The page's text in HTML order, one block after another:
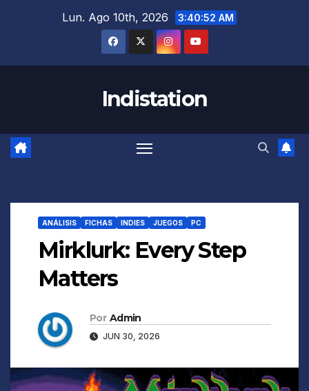
Lun. Ago 10th, 2026 3:40:53 AM
Indistation
ANÁLISIS FICHAS INDIES JUEGOS PC
Mirklurk: Every Step
Matters
Por Admin
JUN 30, 2026